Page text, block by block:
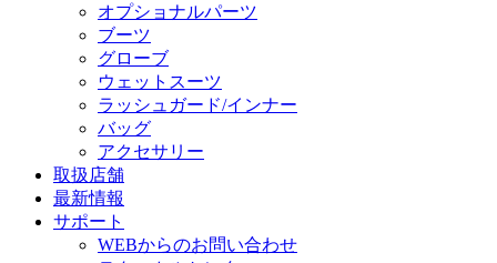
オプショナルパーツ
ブーツ
グローブ
ウェットスーツ
ラッシュガード/インナー
バッグ
アクセサリー
取扱店舗
最新情報
サポート
WEBからのお問い合わせ